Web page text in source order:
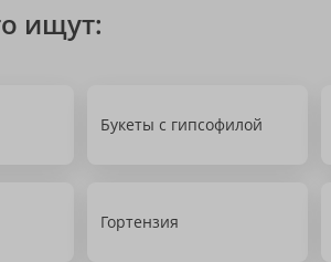
ищут:
Букеты с гипсофилой
Гортензия